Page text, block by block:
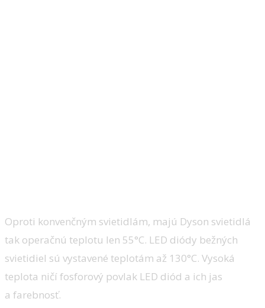
Oproti konvenčným svietidlám, majú Dyson svietidlá
tak operačnú teplotu len 55°C. LED diódy bežných
svietidiel sú vystavené teplotám až 130°C. Vysoká
teplota ničí fosforový povlak LED diód a ich jas
a farebnosť.